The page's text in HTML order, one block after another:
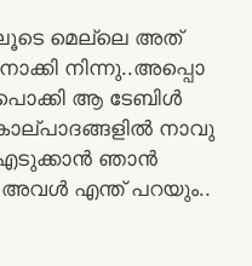
മെല്ലെ അത്
നിന്നു..അപ്പൊ
ആ ടേബിൾ
നാവു
എടുക്കാൻ ഞാൻ
അവൾ എന്ത് പറയും..